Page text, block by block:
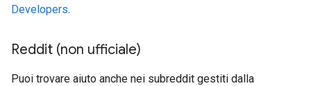
Developers.
Reddit (non ufficiale)
Puoi trovare aiuto anche nei subreddit gestiti dalla